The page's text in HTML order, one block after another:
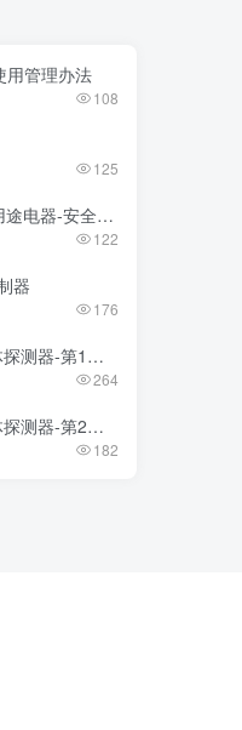
用管理办法
108
125
-安全技术规范
122
器
176
器-第1部分
264
器-第2部分
182
用管理办法
108
125
-安全技术规范
122
器
176
器-第1部分
264
器-第2部分
182